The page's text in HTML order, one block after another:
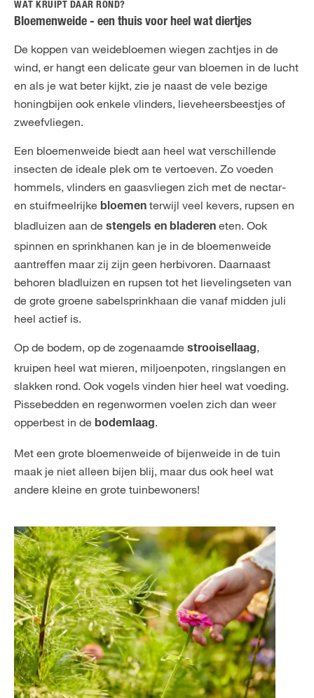
WAT KRUIPT DAAR ROND?
Bloemenweide - een thuis voor heel wat diertjes
De koppen van weidebloemen wiegen zachtjes in de
wind, er hangt een delicate geur van bloemen in de lucht
en als je wat beter kijkt, zie je naast de vele bezige
honingbijen ook enkele vlinders, lieveheersbeestjes of
zweefvliegen.
Een bloemenweide biedt aan heel wat verschillende
insecten de ideale plek om te vertoeven. Zo voeden
hommels, vlinders en gaasvliegen zich met de nectar-
en stuifmeelrijke bloemen terwijl veel kevers, rupsen en
bladluizen aan de stengels en bladeren eten. Ook
spinnen en sprinkhanen kan je in de bloemenweide
aantreffen maar zij zijn geen herbivoren. Daarnaast
behoren bladluizen en rupsen tot het lievelingseten van
de grote groene sabelsprinkhaan die vanaf midden juli
heel actief is.
Op de bodem, op de zogenaamde strooisellaag,
kruipen heel wat mieren, miljoenpoten, ringslangen en
slakken rond. Ook vogels vinden hier heel wat voeding.
Pissebedden en regenwormen voelen zich dan weer
opperbest in de bodemlaag.
Met een grote bloemenweide of bijenweide in de tuin
maak je niet alleen bijen blij, maar dus ook heel wat
andere kleine en grote tuinbewoners!